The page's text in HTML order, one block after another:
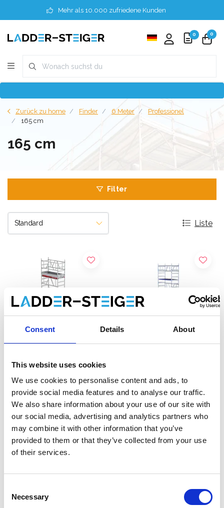
Consent Details About
This website uses cookies
We use cookies to personalise content and ads, to
provide social media features and to analyse our traffic.
We also share information about your use of our site with
our social media, advertising and analytics partners who
may combine it with other information that you’ve
provided to them or that they’ve collected from your use
of their services.
Selection
Necessary
Mehr als 10.000 zufriedene Kunden
0 0
Zurück zu home Finder 6 Meter
Professionel
165 cm
165 cm
Filter
Liste
Fahrgerüst Arbeitshöhe 6
m
€3.879,00 €4.683,00
Produkt anzeigen
ONE XL 75x165
Arbeitshöhe 6,20 m
€2.450,00 €3.039,43
Exkl. MwSt